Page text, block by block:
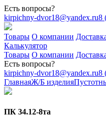
Есть вопросы?
kirpichny-dvor18@yandex.ru8
Товары О компании
Калькулятор
Товары О компании
Есть вопросы?
kirpichny-dvor18@yandex.ru8
ГлавнаяЖ/Б изделия
ПК 34.12-8тa